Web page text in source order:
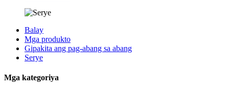
Balay
Mga produkto
Gipakita ang pag-abang sa abang
Serye
Mga kategoriya